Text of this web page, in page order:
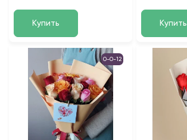
Купить Купить
0-0-12